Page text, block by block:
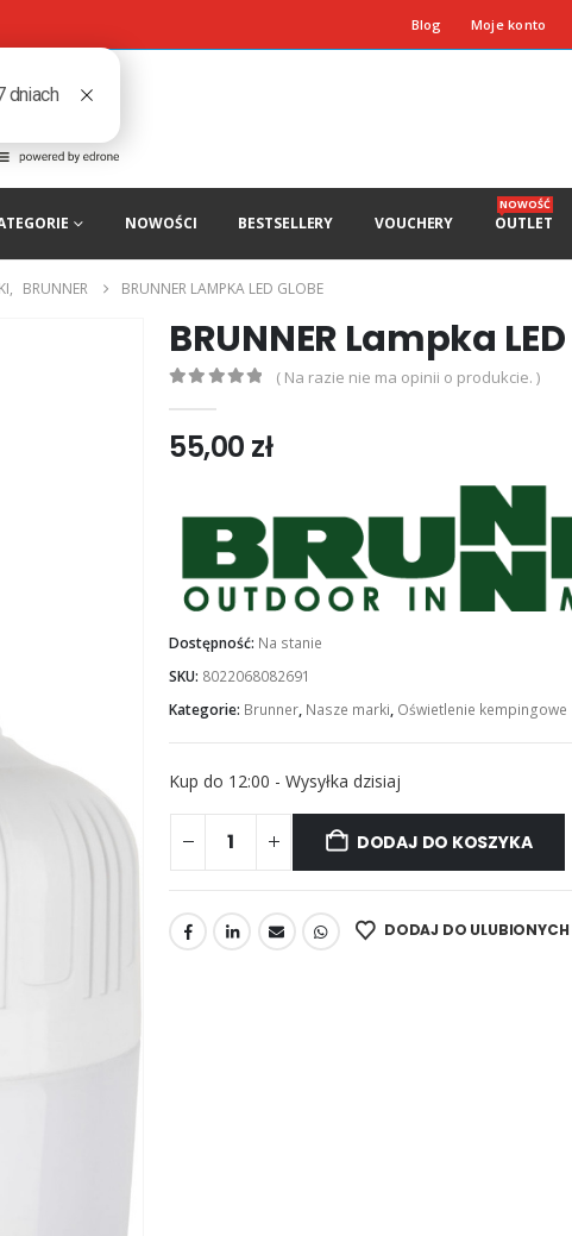
Blog Moje konto
NOWOŚCI BESTSELLERY VOUCHERY OUTLET
NOWOŚĆ
, BRUNNER BRUNNER LAMPKA LED GLOBE
BRUNNER Lampka LED
( Na razie nie ma opinii o produkcie. )
55,00 zł
Dostępność: Na stanie
SKU: 8022068082691
Kategorie: Brunner, Nasze marki, Oświetlenie kempingowe
Kup do 12:00 - Wysyłka dzisiaj
DODAJ DO KOSZYKA
DODAJ DO ULUBIONYCH